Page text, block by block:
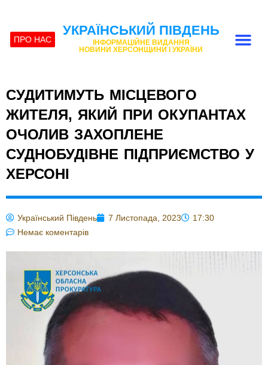
ПРО НАС
УКРАЇНСЬКИЙ ПІВДЕНЬ
ІНФОРМАЦІЙНЕ ВИДАННЯ
НОВИНИ ХЕРСОНЩИНИ І УКРАЇНИ
СУДИТИМУТЬ МІСЦЕВОГО
ЖИТЕЛЯ, ЯКИЙ ПРИ ОКУПАНТАХ
ОЧОЛИВ ЗАХОПЛЕНЕ
СУДНОБУДІВНЕ ПІДПРИЄМСТВО У
ХЕРСОНІ
Український Південь 7 Листопада, 2023
17:30
Немає коментарів